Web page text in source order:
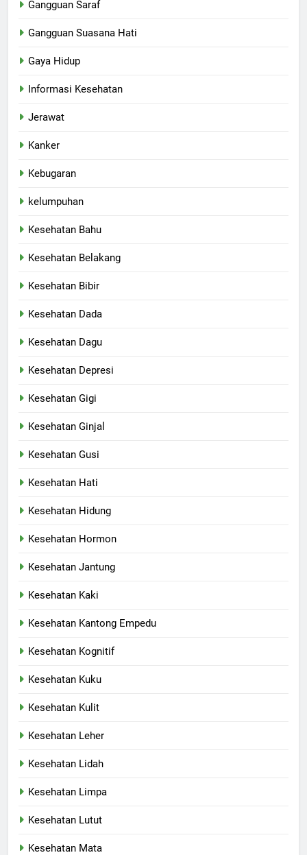
Gangguan Saraf
Gangguan Suasana Hati
Gaya Hidup
Informasi Kesehatan
Jerawat
Kanker
Kebugaran
kelumpuhan
Kesehatan Bahu
Kesehatan Belakang
Kesehatan Bibir
Kesehatan Dada
Kesehatan Dagu
Kesehatan Depresi
Kesehatan Gigi
Kesehatan Ginjal
Kesehatan Gusi
Kesehatan Hati
Kesehatan Hidung
Kesehatan Hormon
Kesehatan Jantung
Kesehatan Kaki
Kesehatan Kantong Empedu
Kesehatan Kognitif
Kesehatan Kuku
Kesehatan Kulit
Kesehatan Leher
Kesehatan Lidah
Kesehatan Limpa
Kesehatan Lutut
Kesehatan Mata